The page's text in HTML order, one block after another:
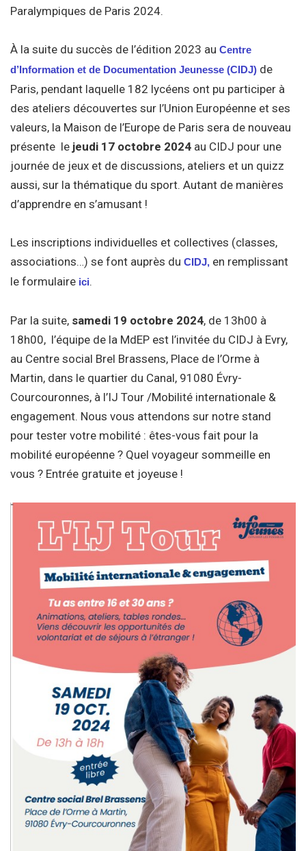
Paralympiques de Paris 2024.
À la suite du succès de l’édition 2023 au Centre
d’Information et de Documentation Jeunesse (CIDJ) de
Paris, pendant laquelle 182 lycéens ont pu participer à
des ateliers découvertes sur l’Union Européenne et ses
valeurs, la Maison de l’Europe de Paris sera de nouveau
présente le jeudi 17 octobre 2024 au CIDJ pour une
journée de jeux et de discussions, ateliers et un quizz
aussi, sur la thématique du sport. Autant de manières
d’apprendre en s’amusant !
Les inscriptions individuelles et collectives (classes,
associations…) se font auprès du CIDJ, en remplissant
le formulaire ici.
Par la suite, samedi 19 octobre 2024, de 13h00 à
18h00, l’équipe de la MdEP est l’invitée du CIDJ à Evry,
au Centre social Brel Brassens, Place de l’Orme à
Martin, dans le quartier du Canal, 91080 Évry-
Courcouronnes, à l’IJ Tour /Mobilité internationale &
engagement. Nous vous attendons sur notre stand
pour tester votre mobilité : êtes-vous fait pour la
mobilité européenne ? Quel voyageur sommeille en
vous ? Entrée gratuite et joyeuse !